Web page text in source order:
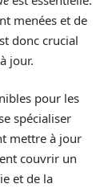
menées et de
donc crucial
jour.
pour les
spécialiser
mettre à jour
couvrir un
et de la